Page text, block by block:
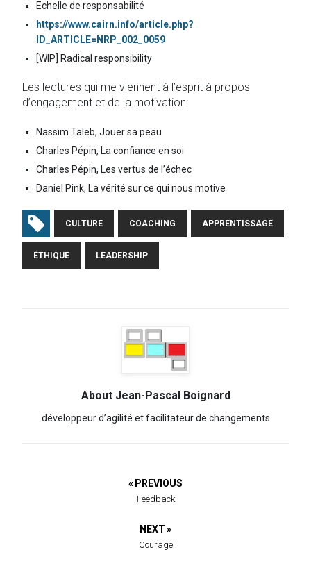
Echelle de responsabilité
https://www.cairn.info/article.php?
ID_ARTICLE=NRP_002_0059
[WIP] Radical responsibility
Les lectures qui me viennent à l’esprit à propos
d’engagement et de la motivation:
Nassim Taleb, Jouer sa peau
Charles Pépin, La confiance en soi
Charles Pépin, Les vertus de l’échec
Daniel Pink, La vérité sur ce qui nous motive
CULTURE COACHING APPRENTISSAGE
ÉTHIQUE LEADERSHIP
About Jean-Pascal Boignard
développeur d’agilité et facilitateur de changements
« PREVIOUS
Feedback
NEXT »
Courage